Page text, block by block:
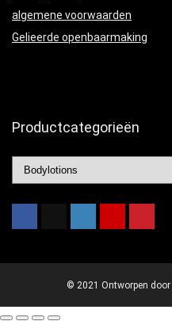
algemene voorwaarden
Gelieerde openbaarmaking
Productcategorieën
© 2021 Ontworpen door